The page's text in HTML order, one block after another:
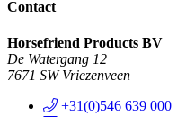
Contact
Horsefriend Products BV
De Watergang 12
7671 SW Vriezenveen
+31(0)546 639 000